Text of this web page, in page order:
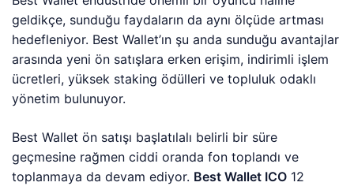
geldikçe, sunduğu faydaların da aynı ölçüde artması
hedefleniyor. Best Wallet’ın şu anda sunduğu avantajlar
arasında yeni ön satışlara erken erişim, indirimli işlem
ücretleri, yüksek staking ödülleri ve topluluk odaklı
yönetim bulunuyor.
Best Wallet ön satışı başlatılalı belirli bir süre
geçmesine rağmen ciddi oranda fon toplandı ve
toplanmaya da devam ediyor. Best Wallet ICO 12